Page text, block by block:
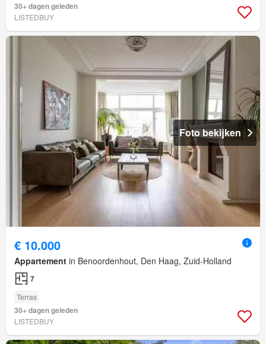
30+ dagen geleden
LISTEDBUY
Foto bekijken
€ 10.000
Appartement in Benoordenhout, Den Haag, Zuid-Holland
7
Terras
30+ dagen geleden
LISTEDBUY